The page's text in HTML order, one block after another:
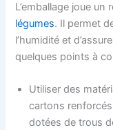
L’emballage joue
légumes. Il permet
l’humidité et
quelques points à
Utiliser des
cartons
dotées de trous